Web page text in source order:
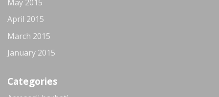
May 2015
April 2015
March 2015
January 2015
Categories